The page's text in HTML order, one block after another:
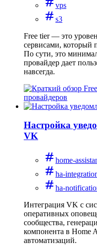
vps
s3
Free tier — это
сервисами, который
По сути, это
провайдер дает
навсегда.
Настройка
VK
home-
ha-
ha-
Интеграция VK с
оперативных
сообщества,
компонента в Home
автоматизаций.